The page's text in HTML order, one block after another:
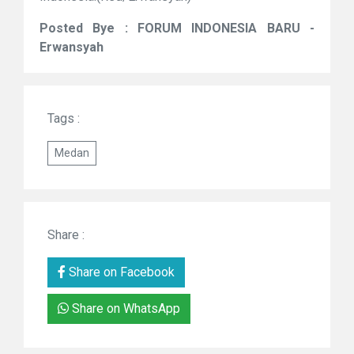
Posted Bye : FORUM INDONESIA BARU -
Erwansyah
Tags :
Medan
Share :
Share on Facebook
Share on WhatsApp